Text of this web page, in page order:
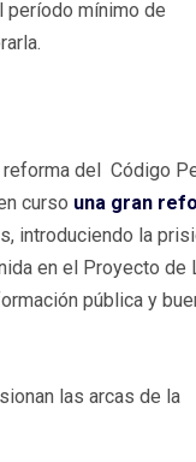
período mínimo de
del Código
curso una gran
introduciendo la
en el Proyecto de
pública y
las arcas de la